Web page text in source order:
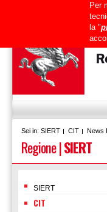
Sei in: SIERT CIT News
Regione|SIERT
SIERT
CIT
Per
la "